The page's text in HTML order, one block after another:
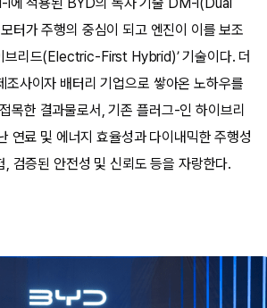
가 주행의 중심이 되고 엔진이 이를 보조
브리드(Electric-First Hybrid)’ 기술이다. 더
사이자 배터리 기업으로 쌓아온 노하우를
목한 결과물로서, 기존 플러그-인 하이브리
연료 및 에너지 효율성과 다이내믹한 주행성
, 검증된 안전성 및 신뢰도 등을 자랑한다.